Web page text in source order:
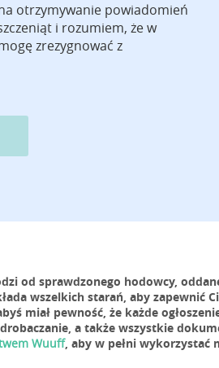
otrzymywanie powiadomień
i rozumiem, że w
zrezygnować z
od sprawdzonego hodowcy,
wszelkich starań, aby zapewnić
miał pewność, że każde
a także wszystkie
Wuuff, aby w pełni wykorzystać